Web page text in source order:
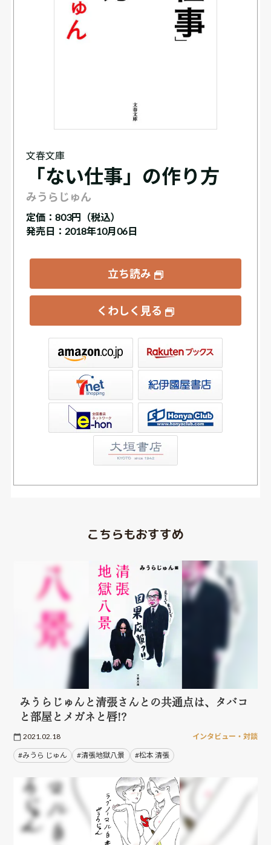
文春文庫
「ない仕事」の作り方
みうらじゅん
定価： 803円（税込）
発売日：2018年10月06日
立ち読み
くわしく見る
書店ウェブストア
こちらもおすすめ
みうらじゅんと清張さんとの共通点は、タバコ
と部屋とメガネと唇!?
2021.02.18 インタビュー・対談
#みうら じゅん #清張地獄八景 #松本 清張